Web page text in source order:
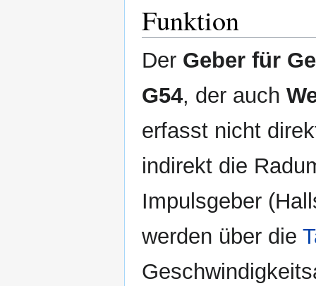
Funktion
Der Geber für
G54, der auch
erfasst nicht
indirekt die
Impulsgeber
werden über die